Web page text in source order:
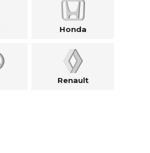
Honda
Renault